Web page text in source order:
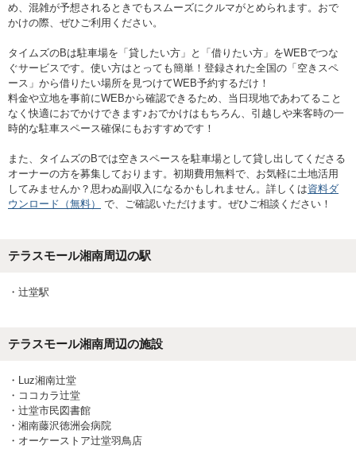
め、混雑が予想されるときでもスムーズにクルマがとめられます。おで
かけの際、ぜひご利用ください。
タイムズのBは駐車場を「貸したい方」と「借りたい方」をWEBでつな
ぐサービスです。使い方はとっても簡単！登録された全国の「空きスペ
ース」から借りたい場所を見つけてWEB予約するだけ！
料金や立地を事前にWEBから確認できるため、当日現地であわてること
なく快適におでかけできます♪おでかけはもちろん、引越しや来客時の一
時的な駐車スペース確保にもおすすめです！
また、タイムズのBでは空きスペースを駐車場として貸し出してくださる
オーナーの方を募集しております。初期費用無料で、お気軽に土地活用
してみませんか？思わぬ副収入になるかもしれません。詳しくは資料ダ
ウンロード（無料）
で、ご確認いただけます。ぜひご相談ください！
テラスモール湘南周辺の駅
・ 辻堂駅
テラスモール湘南周辺の施設
・ Luz湘南辻堂
・ ココカラ辻堂
・ 辻堂市民図書館
・ 湘南藤沢徳洲会病院
・ オーケーストア辻堂羽鳥店